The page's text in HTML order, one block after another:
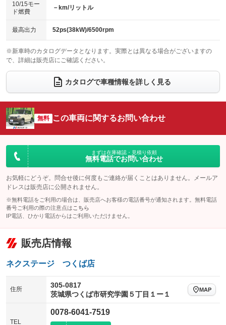
ベンチシート
：装備なし
チップアップシート
：装備なし
：装備なし ：装備あり
ウォークスルー
：装備なし
電動リアゲート フロントカメラ
：装備なし
：装備なし ：装備なし
サイドカメラ
：装備なし ルーフレール
：装備なし
：装備なし
：装備なし
10/15モー
ド燃費
－km/リットル
最高出力 52ps(38kW)/6500rpm
※新車時のカタログデータとなります。実際とは異なる場合がございますの
で、詳細は販売店にご確認ください。
カタログで車種情報を詳しく見る
無料 この車両に関するお問い合わせ
まずは在庫確認・見積り依頼
無料電話でお問い合わせ
お気軽にどうぞ。問合せ後に何度もご連絡が届くことはありません。メールア
ドレスは販売店に公開されません。
※無料電話をご利用の場合は、販売店へお客様の電話番号が通知されます。無料電話
番号ご利用の際の注意点は こちら
IP電話、ひかり電話からはご利用いただけません。
販売店情報
ネクステージ つくば店
住所
305-0817
茨城県つくば市研究学園５丁目１ー１
MAP
TEL
0078-6041-7519